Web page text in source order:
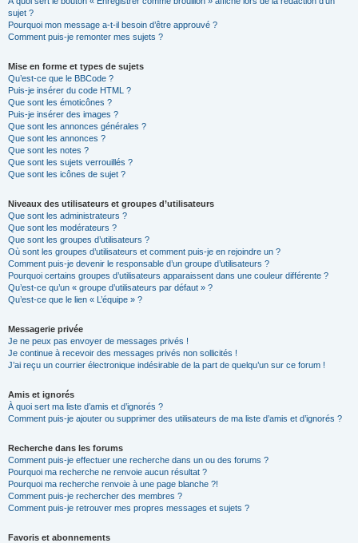
sujet ?
Pourquoi mon message a-t-il besoin d’être approuvé ?
Comment puis-je remonter mes sujets ?
Mise en forme et types de sujets
Qu’est-ce que le BBCode ?
Puis-je insérer du code HTML ?
Que sont les émoticônes ?
Puis-je insérer des images ?
Que sont les annonces générales ?
Que sont les annonces ?
Que sont les notes ?
Que sont les sujets verrouillés ?
Que sont les icônes de sujet ?
Niveaux des utilisateurs et groupes d’utilisateurs
Que sont les administrateurs ?
Que sont les modérateurs ?
Que sont les groupes d’utilisateurs ?
Où sont les groupes d’utilisateurs et comment puis-je en rejoindre un ?
Comment puis-je devenir le responsable d’un groupe d’utilisateurs ?
Pourquoi certains groupes d’utilisateurs apparaissent dans une couleur différente ?
Qu’est-ce qu’un « groupe d’utilisateurs par défaut » ?
Qu’est-ce que le lien « L’équipe » ?
Messagerie privée
Je ne peux pas envoyer de messages privés !
Je continue à recevoir des messages privés non sollicités !
J’ai reçu un courrier électronique indésirable de la part de quelqu’un sur ce forum !
Amis et ignorés
À quoi sert ma liste d’amis et d’ignorés ?
Comment puis-je ajouter ou supprimer des utilisateurs de ma liste d’amis et d’ignorés ?
Recherche dans les forums
Comment puis-je effectuer une recherche dans un ou des forums ?
Pourquoi ma recherche ne renvoie aucun résultat ?
Pourquoi ma recherche renvoie à une page blanche ?!
Comment puis-je rechercher des membres ?
Comment puis-je retrouver mes propres messages et sujets ?
Favoris et abonnements